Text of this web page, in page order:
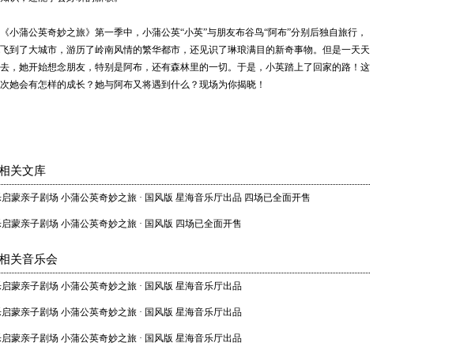
小蒲公英奇妙之旅》第一季中，小蒲公英“小英”与朋友布谷鸟“阿布”分别后独自旅行，
到了大城市，游历了岭南风情的繁华都市，还见识了琳琅满目的新奇事物。但是一天天
，她开始想念朋友，特别是阿布，还有森林里的一切。于是，小英踏上了回家的路！这
她会有怎样的成长？她与阿布又将遇到什么？现场为你揭晓！
关文库
蒙亲子剧场 小蒲公英奇妙之旅 · 国风版 星海音乐厅出品 四场已全面开售
蒙亲子剧场 小蒲公英奇妙之旅 · 国风版 四场已全面开售
关音乐会
蒙亲子剧场 小蒲公英奇妙之旅 · 国风版 星海音乐厅出品
蒙亲子剧场 小蒲公英奇妙之旅 · 国风版 星海音乐厅出品
蒙亲子剧场 小蒲公英奇妙之旅 · 国风版 星海音乐厅出品